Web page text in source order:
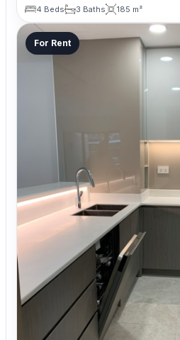
4 Beds
3 Baths 185 m²
For Rent